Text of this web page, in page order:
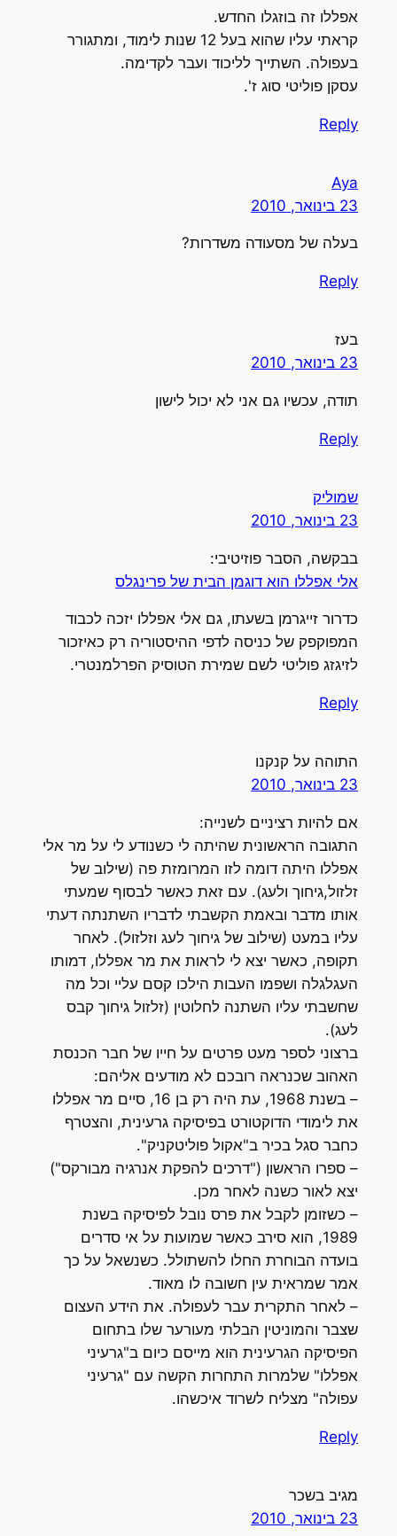
אפללו זה בוזגלו החדש.
קראתי עליו שהוא בעל 12 שנות לימוד, ומתגורר
בעפולה. השתייך לליכוד ועבר לקדימה.
עסקן פוליטי סוג ז'.
Reply
Aya
23 בינואר, 2010
בעלה של מסעודה משדרות?
Reply
בעז
23 בינואר, 2010
תודה, עכשיו גם אני לא יכול לישון
Reply
שמוליק
23 בינואר, 2010
בבקשה, הסבר פוזיטיבי:
אלי אפללו הוא דוגמן הבית של פרינגלס
כדרור זייגרמן בשעתו, גם אלי אפללו יזכה לכבוד
המפוקפק של כניסה לדפי ההיסטוריה רק כאיזכור
לזיגזג פוליטי לשם שמירת הטוסיק הפרלמנטרי.
Reply
התוהה על קנקנו
23 בינואר, 2010
אם להיות רציניים לשנייה:
התגובה הראשונית שהיתה לי כשנודע לי על מר אלי
אפללו היתה דומה לזו המרומזת פה (שילוב של
זלזול,גיחוך ולעג). עם זאת כאשר לבסוף שמעתי
אותו מדבר ובאמת הקשבתי לדבריו השתנתה דעתי
עליו במעט (שילוב של גיחוך לעג וזלזול). לאחר
תקופה, כאשר יצא לי לראות את מר אפללו, דמותו
העגלגלה ושפמו העבות הילכו קסם עליי וכל מה
שחשבתי עליו השתנה לחלוטין (זלזול גיחוך קבס
לעג).
ברצוני לספר מעט פרטים על חייו של חבר הכנסת
האהוב שכנראה רובכם לא מודעים אליהם:
– בשנת 1968, עת היה רק בן 16, סיים מר אפללו
את לימודי הדוקטורט בפיסיקה גרעינית, והצטרף
כחבר סגל בכיר ב"אקול פוליטקניק".
– ספרו הראשון ("דרכים להפקת אנרגיה מבורקס")
יצא לאור כשנה לאחר מכן.
– כשזומן לקבל את פרס נובל לפיסיקה בשנת
1989, הוא סירב כאשר שמועות על אי סדרים
בועדה הבוחרת החלו להשתולל. כשנשאל על כך
אמר שמראית עין חשובה לו מאוד.
– לאחר התקרית עבר לעפולה. את הידע העצום
שצבר והמוניטין הבלתי מעורער שלו בתחום
הפיסיקה הגרעינית הוא מייסם כיום ב"גרעיני
אפללו" שלמרות התחרות הקשה עם "גרעיני
עפולה" מצליח לשרוד איכשהו.
Reply
מגיב בשכר
23 בינואר, 2010